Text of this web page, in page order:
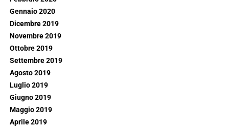
Gennaio 2020
Dicembre 2019
Novembre 2019
Ottobre 2019
Settembre 2019
Agosto 2019
Luglio 2019
Giugno 2019
Maggio 2019
Aprile 2019